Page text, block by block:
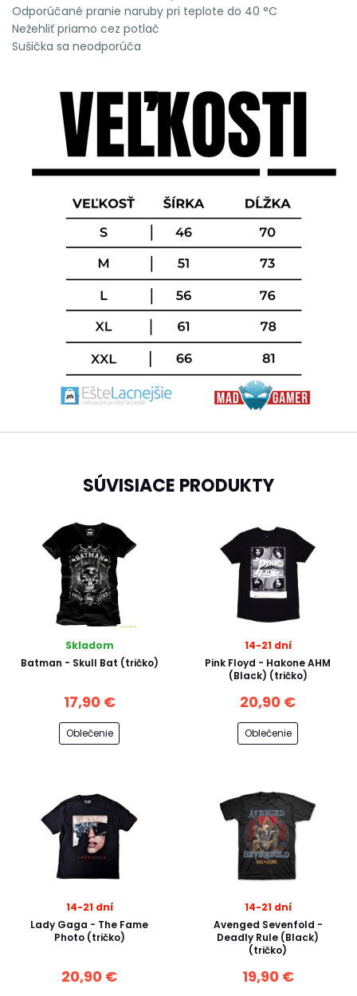
Odporúčané pranie naruby pri teplote do 40 °C
Nežehliť priamo cez potlač
Sušička sa neodporúča
SÚVISIACE PRODUKTY
Skladom
Batman - Skull Bat (tričko)
17,90 €
Oblečenie
14-21 dní
Pink Floyd - Hakone AHM
(Black) (tričko)
20,90 €
Oblečenie
14-21 dní
Lady Gaga - The Fame
Photo (tričko)
20,90 €
14-21 dní
Avenged Sevenfold -
Deadly Rule (Black)
(tričko)
19,90 €